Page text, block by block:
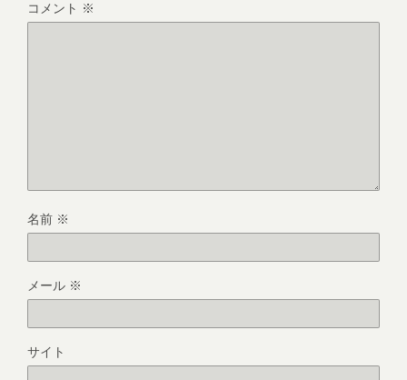
コメント ※
名前 ※
メール ※
サイト